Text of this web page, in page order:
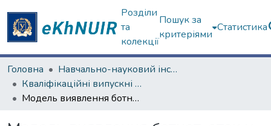
Розділи
та
колекції
Пошук за
критеріями
Статистика
Головна
Навчально-науковий інститут комп'ютерних наук та штучного інтелекту
Кваліфікаційні випускні роботи магістрів. Навчально-науковий інститут комп'ютерних наук та штучного інтелекту
Модель виявлення ботнет-атак у бездротових мережах на основі методів машинного навчання